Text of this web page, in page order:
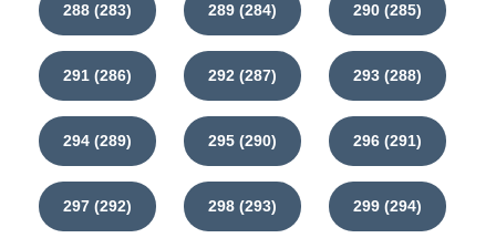
288 (283) 289 (284) 290 (285)
291 (286) 292 (287) 293 (288)
294 (289) 295 (290) 296 (291)
297 (292) 298 (293) 299 (294)